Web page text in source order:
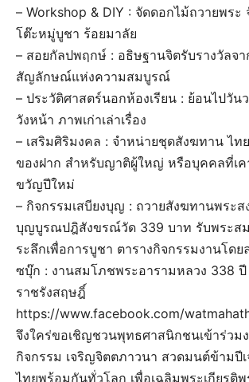
– Workshop & DIY : จัดดอกไม้ถวายพร
โต๊ะหมู่บูชา ร้อยมาลัย
– สอยกัลปพฤกษ์ : อธิษฐานจิตรับรางวัลจ
สัญลักษณ์แห่งความสมบูรณ์
– ประวัติศาสตร์นอกห้องเรียน : ย้อนไปวัน
วังหน้า ภาพเก่าเล่าเรื่อง
– เสริมศิริมงคล : จำหน่ายชุดสังฆทาน ไท
ของฝาก สำหรับญาติผู้ใหญ่ หรือบุคคลที่เค
ขวัญปีใหม่
– กิจกรรมเสบียงบุญ : ถวายสังฆทานพระส
บุญบูรณปฎิสังขรณ์วัด 339 บาท รับพระสม
ระลึกเพื่อการบูชา ตารางกิจกรรมงานโดย
ซบุ๊ก : งานสมโภชพระอารามหลวง 338
ราชรังสฤษฎิ์
https://www.facebook.com/
จึงใคร่ขอเชิญชวนพุทธศาสนิกชนเข้าร่วม
กิจกรรม เจริญจิตตภาวนา สวดมนต์ข้ามปี
ไทยพร้อมกันทั่วโลก เพื่อเฉลิมพระเกียรติ